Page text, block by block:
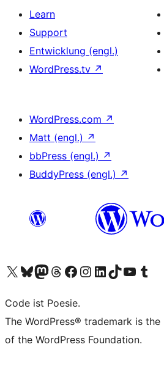
Learn
Support
Entwicklung (engl.)
WordPress.tv ↗
WordPress.com ↗
Matt (engl.) ↗
bbPress (engl.) ↗
BuddyPress (engl.) ↗
Unser X-Konto (früher Twitter) besuchen
Unser Bluesky-Konto besuchen
Unser Mastodon-Konto besuchen
Unser Threads-Konto besuchen
Unsere Facebook-Seite besuchen
Unser Instagram-Konto besuchen
Unser LinkedIn-Konto besuchen
Unser TikTok-Konto
Unseren YouTube-
Unser
Code ist Poesie.
The WordPress® trademark is
of the WordPress Foundation.